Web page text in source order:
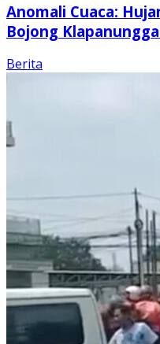
Anomali Cuaca:
Bojong
Berita